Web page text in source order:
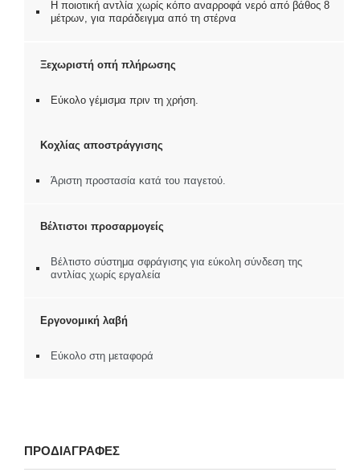
Η ποιοτική αντλία χωρίς κόπο αναρροφά νερό από βάθος 8
μέτρων, για παράδειγμα από τη στέρνα
Ξεχωριστή οπή πλήρωσης
Εύκολο γέμισμα πριν τη χρήση.
Κοχλίας αποστράγγισης
Άριστη προστασία κατά του παγετού.
Βέλτιστοι προσαρμογείς
Βέλτιστο σύστημα σφράγισης για εύκολη σύνδεση της
αντλίας χωρίς εργαλεία
Εργονομική λαβή
Εύκολο στη μεταφορά
ΠΡΟΔΙΑΓΡΑΦΕΣ